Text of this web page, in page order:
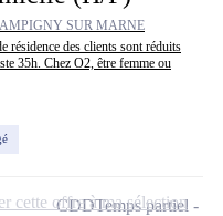
SUR MARNE
résidence des clients sont réduits
35h. Chez O2, être femme ou
CDDTemps partiel
cette offre à ma sélection